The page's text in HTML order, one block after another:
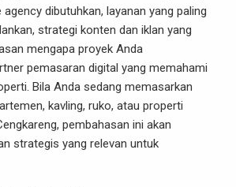
dibutuhkan, layanan yang paling
strategi konten dan iklan yang
mengapa proyek Anda
pemasaran digital yang memahami
Bila Anda sedang memasarkan
kavling, ruko, atau properti
pembahasan ini akan
strategis yang relevan untuk